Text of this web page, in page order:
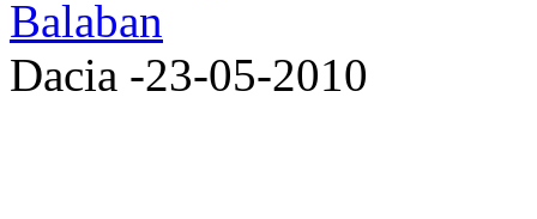
Dacia -23-05-2010